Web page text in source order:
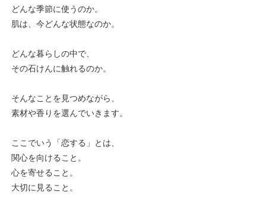
どんな季節に使うのか。
肌は、今どんな状態なのか。
どんな暮らしの中で、
その石けんに触れるのか。
そんなことを見つめながら、
素材や香りを選んでいきます。
ここでいう「恋する」とは、
関心を向けること。
心を寄せること。
大切に見ること。